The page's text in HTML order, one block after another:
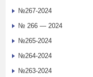
№267-2024
№ 266 — 2024
№265-2024
№264-2024
№263-2024